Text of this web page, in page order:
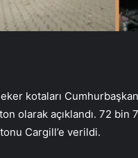
kotaları
olarak açıklandı. 72
Cargill’e verildi.